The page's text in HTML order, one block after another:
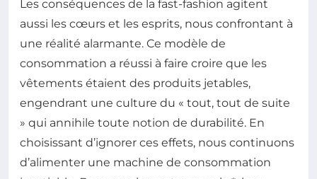
Les conséquences de la fast-fashion agitent
aussi les cœurs et les esprits, nous confrontant à
une réalité alarmante. Ce modèle de
consommation a réussi à faire croire que les
vêtements étaient des produits jetables,
engendrant une culture du « tout, tout de suite
» qui annihile toute notion de durabilité. En
choisissant d’ignorer ces effets, nous continuons
d’alimenter une machine de consommation